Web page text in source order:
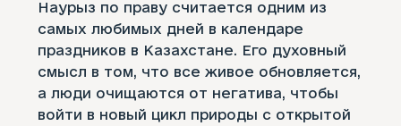
Наурыз по праву считается одним из
самых любимых дней в календаре
праздников в Казахстане. Его духовный
смысл в том, что все живое обновляется,
а люди очищаются от негатива, чтобы
войти в новый цикл природы с открытой